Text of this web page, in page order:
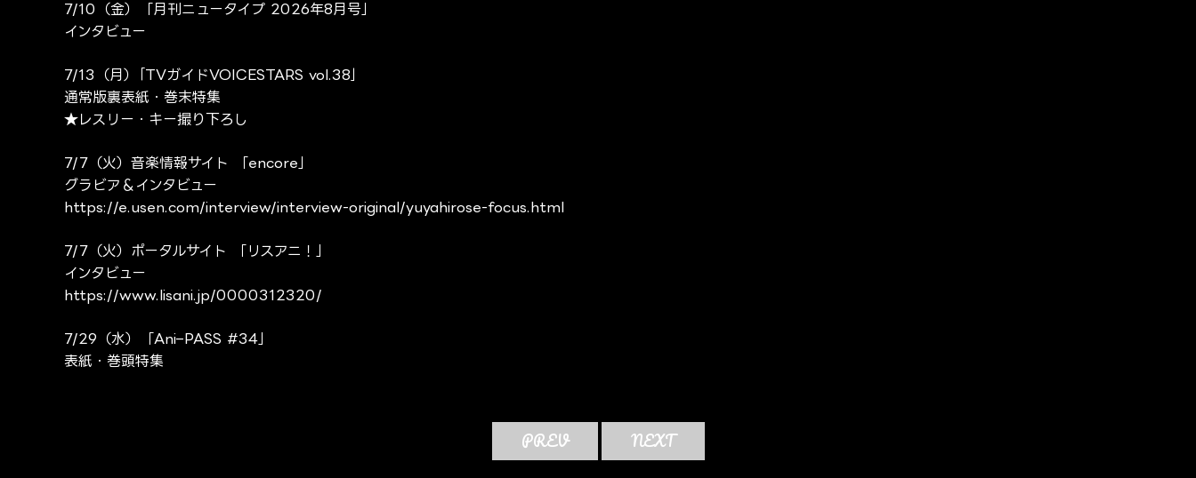
7/10 （金）「月刊ニュータイプ 2026年8月号」
インタビュー
7/13（月）｢TVガイドVOICESTARS vol.38｣
通常版裏表紙・巻末特集
★レスリー・キー撮り下ろし
7/7（火）音楽情報サイト 「encore」
グラビア＆インタビュー
https://e.usen.com/interview/interview-original/yuyahirose-focus.html
7/7（火）ポータルサイト 「リスアニ！」
インタビュー
https://www.lisani.jp/0000312320/
7/29 （水）「Ani– PASS #34
表紙・巻頭特集
PREV NEXT